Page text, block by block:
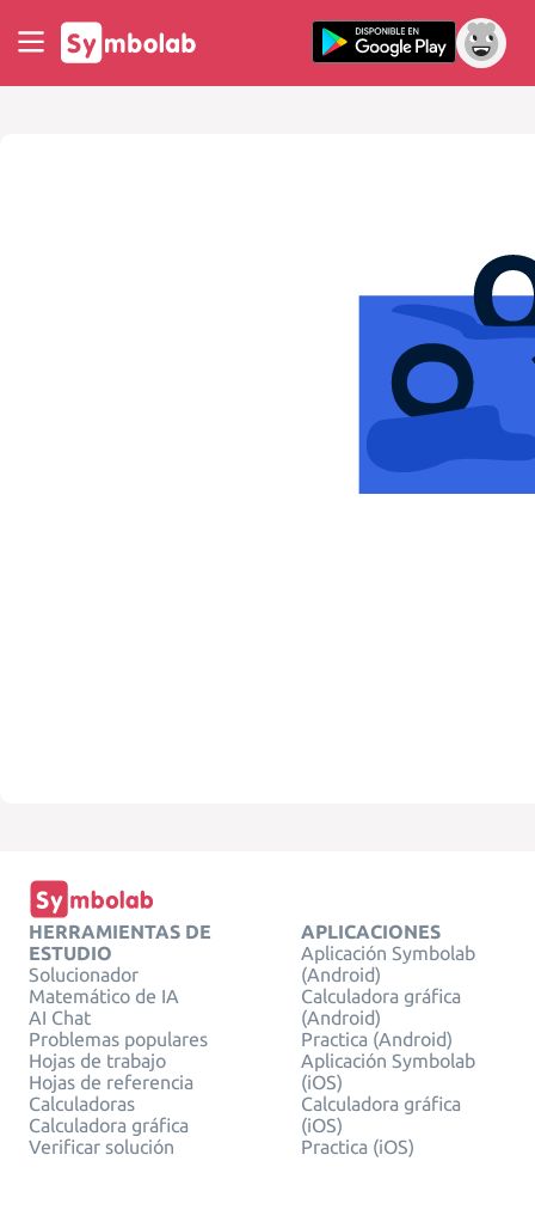
HERRAMIENTAS DE
ESTUDIO
Solucionador
Matemático de IA
AI Chat
Problemas populares
Hojas de trabajo
Hojas de referencia
Calculadoras
Calculadora gráfica
Verificar solución
APLICACIONES
Aplicación Symbolab
(Android)
Calculadora gráfica
(Android)
Practica (Android)
Aplicación Symbolab
(iOS)
Calculadora gráfica
(iOS)
Practica (iOS)